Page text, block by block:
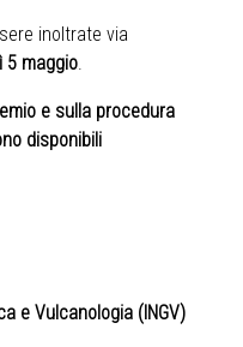
inoltrate via
5 maggio
e sulla procedura
disponibili
e Vulcanologia (INGV)